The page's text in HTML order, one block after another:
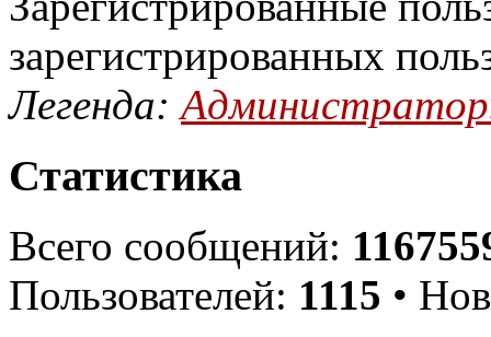
зарегистрированных
Легенда:
Статистика
Всего сообщений:
Пользователей: 1115 •